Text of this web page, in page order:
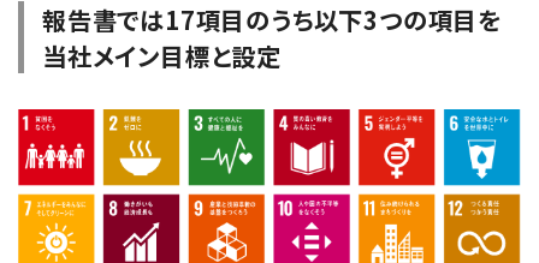
報告書では17項目のうち以下3つの項目を
当社メイン目標と設定